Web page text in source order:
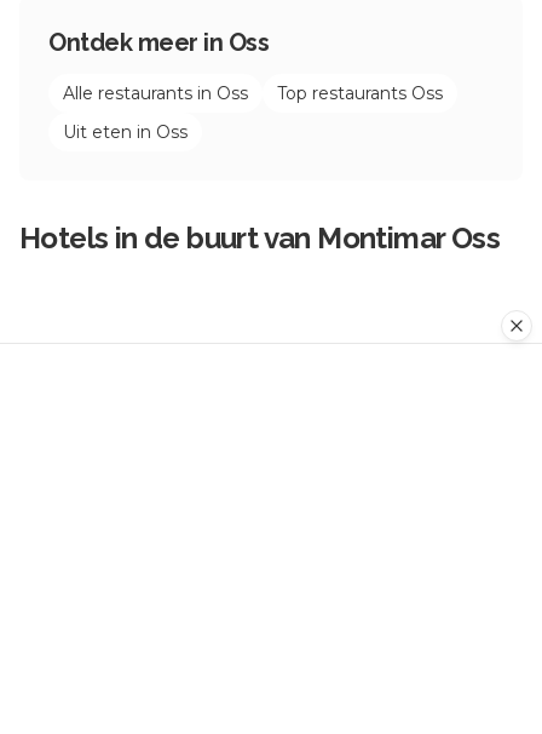
Ontdek meer in Oss
Alle restaurants in Oss Top restaurants Oss
Uit eten in Oss
Hotels in de buurt van Montimar Oss